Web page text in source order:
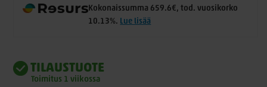
Kokonaissumma 659.6€, tod. vuosikorko
10.13%. Lue lisää
TILAUSTUOTE
Toimitus 1 viikossa